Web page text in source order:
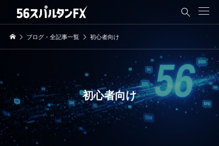

ブログ・全記事一覧 初心者向け
初心者向け